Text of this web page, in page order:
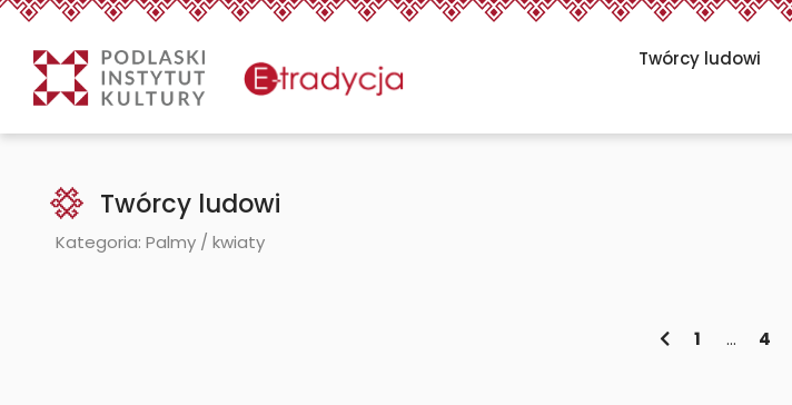
eTradycjaTwórcy ludowi - Twórcy ludowi
Twórcy ludowi
Kategoria: Palmy / kwiaty
1 … 4